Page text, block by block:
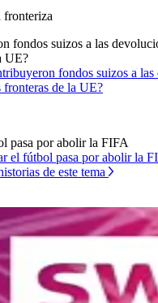
fondos suizos a las
UE?
fondos suizos a las
fronteras de la UE?
pasa por abolir la FIFA
el fútbol pasa por abolir la
de este tema